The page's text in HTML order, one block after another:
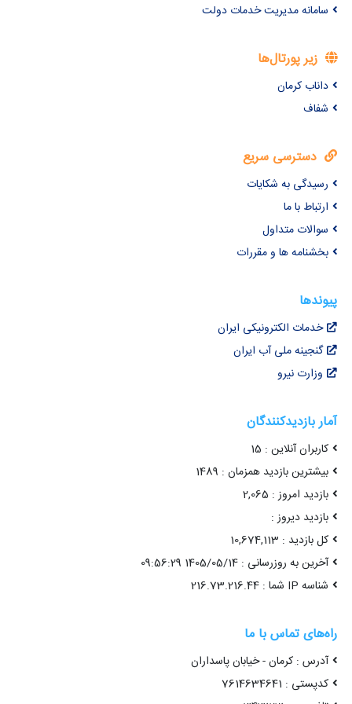
سامانه مدیریت خدمات دولت
زیر پورتال‌ها
داناب کرمان
شفاف
دسترسی سریع
رسیدگی به شکایات
ارتباط با ما
سوالات متداول
بخشنامه ها و مقررات
پیوندها
خدمات الکترونیکی ایران
گنجینه ملی آب ایران
وزارت نیرو
آمار بازدیدکنندگان
کاربران آنلاین : 15
بیشترین بازدید همزمان : 1489
بازدید امروز : 2,065
بازدید دیروز :
کل بازدید : 10,674,113
آخرین به روزرسانی : 1405/05/14 09:56:29
شناسه IP شما : 216.73.216.44
راه‌های تماس با ما
آدرس : کرمان - خیابان پاسداران
کدپستی : 7614634641